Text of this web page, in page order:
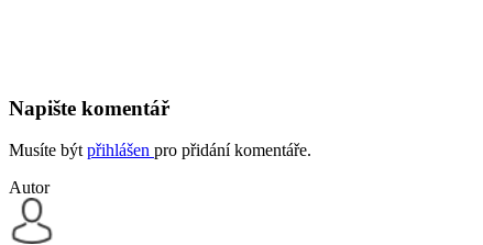
Napište komentář
Musíte být přihlášen pro přidání komentáře.
Autor